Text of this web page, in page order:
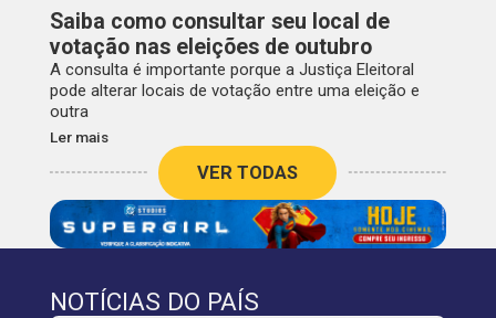
Saiba como consultar seu local de
votação nas eleições de outubro
A consulta é importante porque a Justiça Eleitoral
pode alterar locais de votação entre uma eleição e
outra
Ler mais
VER TODAS
NOTÍCIAS DO PAÍS